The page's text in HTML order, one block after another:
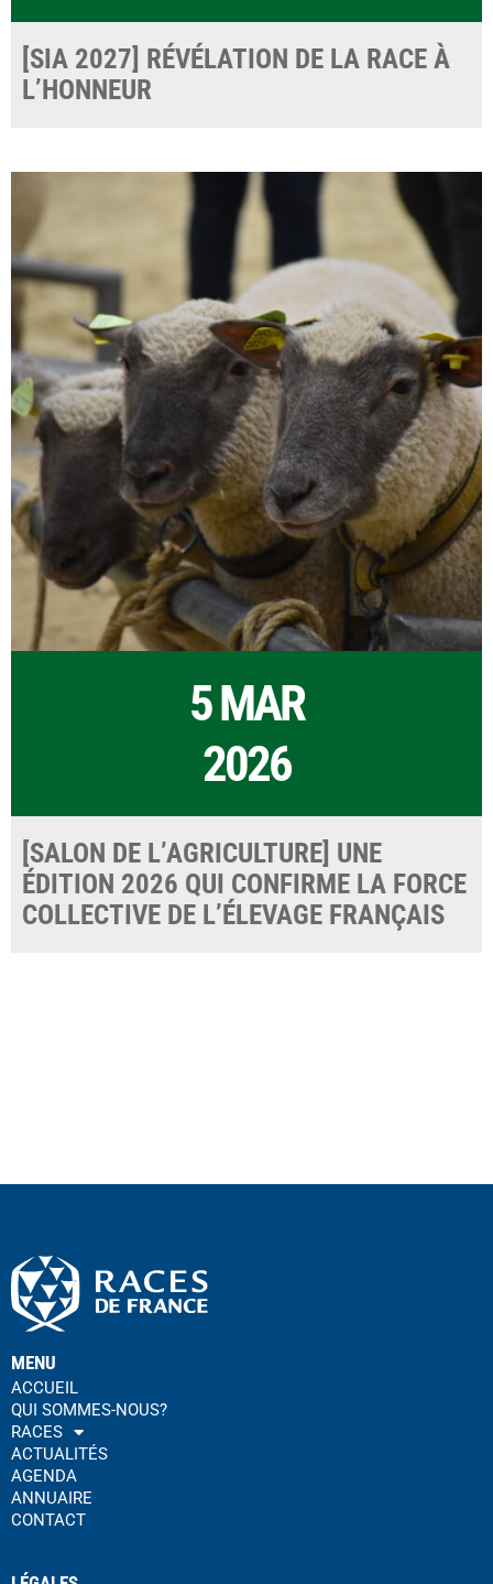
[SIA 2027] RÉVÉLATION DE LA RACE À
L’HONNEUR
5 MAR
2026
[SALON DE L’AGRICULTURE] UNE
ÉDITION 2026 QUI CONFIRME LA FORCE
COLLECTIVE DE L’ÉLEVAGE FRANÇAIS
MENU
ACCUEIL
QUI SOMMES-NOUS?
RACES
ACTUALITÉS
AGENDA
ANNUAIRE
CONTACT